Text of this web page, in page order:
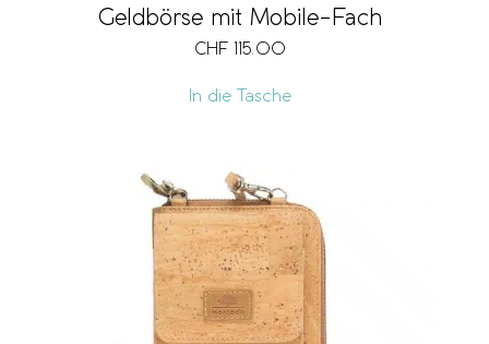
Geldbörse mit Mobile-Fach
CHF 115.00
In die Tasche